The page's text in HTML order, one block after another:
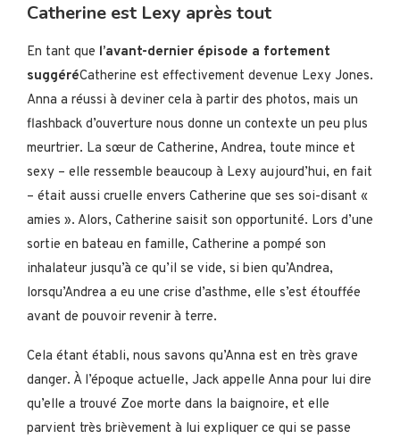
Catherine est Lexy après tout
En tant que l’avant-dernier épisode a fortement
suggéréCatherine est effectivement devenue Lexy Jones.
Anna a réussi à deviner cela à partir des photos, mais un
flashback d’ouverture nous donne un contexte un peu plus
meurtrier. La sœur de Catherine, Andrea, toute mince et
sexy – elle ressemble beaucoup à Lexy aujourd’hui, en fait
– était aussi cruelle envers Catherine que ses soi-disant «
amies ». Alors, Catherine saisit son opportunité. Lors d’une
sortie en bateau en famille, Catherine a pompé son
inhalateur jusqu’à ce qu’il se vide, si bien qu’Andrea,
lorsqu’Andrea a eu une crise d’asthme, elle s’est étouffée
avant de pouvoir revenir à terre.
Cela étant établi, nous savons qu’Anna est en très grave
danger. À l’époque actuelle, Jack appelle Anna pour lui dire
qu’elle a trouvé Zoe morte dans la baignoire, et elle
parvient très brièvement à lui expliquer ce qui se passe